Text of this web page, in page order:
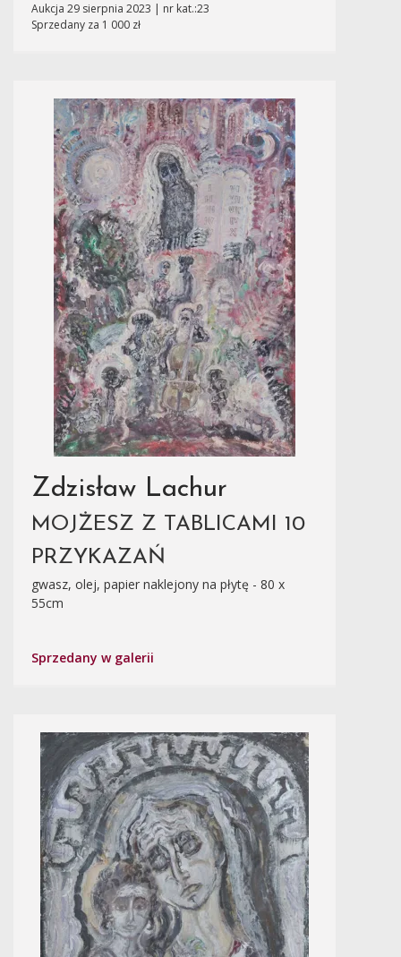
Aukcja 29 sierpnia 2023 | nr kat.:23
Sprzedany za 1 000 zł
Zdzisław Lachur
MOJŻESZ Z TABLICAMI 10
PRZYKAZAŃ
gwasz, olej, papier naklejony na płytę - 80 x
55cm
Sprzedany w galerii